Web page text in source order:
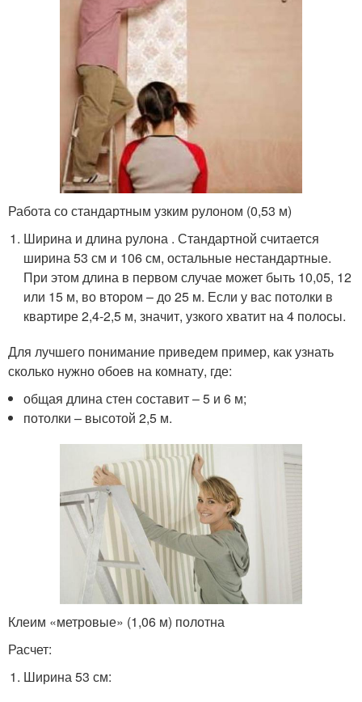
Работа со стандартным узким рулоном (0,53 м)
Ширина и длина рулона . Стандартной считается
ширина 53 см и 106 см, остальные нестандартные.
При этом длина в первом случае может быть 10,05, 12
или 15 м, во втором – до 25 м. Если у вас потолки в
квартире 2,4-2,5 м, значит, узкого хватит на 4 полосы.
Для лучшего понимание приведем пример, как узнать
сколько нужно обоев на комнату, где:
общая длина стен составит – 5 и 6 м;
потолки – высотой 2,5 м.
Клеим «метровые» (1,06 м) полотна
Расчет:
Ширина 53 см: